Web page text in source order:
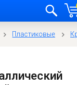
Пластиковые